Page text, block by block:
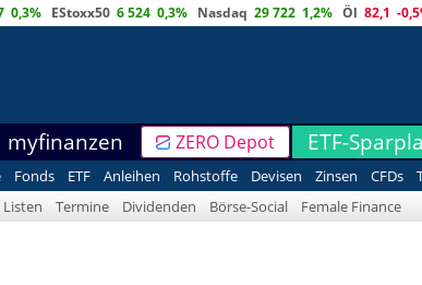
0,3% EStoxx50 6 524 0,3% Nasdaq 29 722 1,2% Öl 82,1 -
myfinanzen ZERO Depot ETF-
Fonds ETF Anleihen Rohstoffe Devisen Zinsen CFDs
Listen Termine Dividenden Börse-Social Female Finance